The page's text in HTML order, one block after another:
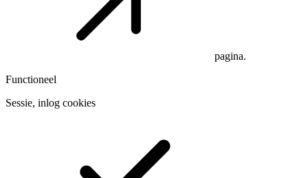
pagina.
Functioneel
Sessie, inlog cookies